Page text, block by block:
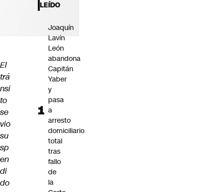
El
trá
nsi
to
se
vio
su
sp
en
di
do
LEÍDO
Joaquín
Lavín
León
abandona
Capitán
Yaber
y
pasa
a
arresto
domiciliario
total
tras
fallo
de
la